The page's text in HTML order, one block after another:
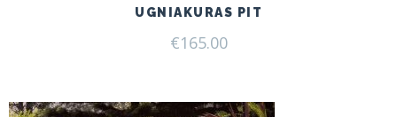
UGNIAKURAS PIT
€165.00